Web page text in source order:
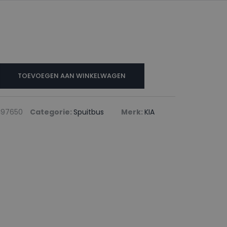
TOEVOEGEN AAN WINKELWAGEN
Categorie: Spuitbus Merk: KIA